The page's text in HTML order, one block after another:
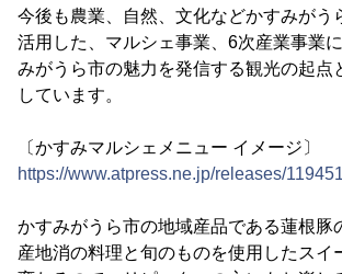
今後も農業、自然、文化などかすみがう
活用した、マルシェ事業、6次産業事業
みがうら市の魅力を発信する観光の起点
しています。
〔かすみマルシェメニュー イメージ〕
https://www.atpress.ne.jp/releases/
かすみがうら市の地域産品である蓮根豚
産地消の料理と旬のものを使用したスイ